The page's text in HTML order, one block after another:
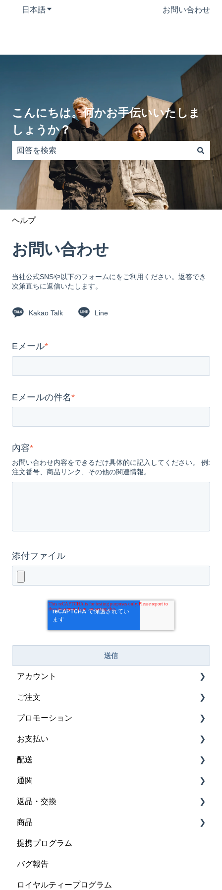
日本語翻訳のサブメニューを表示 お問い合わせ
こんにちは。何かお手伝いいたしま
しょうか？
検索フィールドが空なので、候補はありません。
ヘルプ
お問い合わせ
当社公式SNSや以下のフォームにをご利用ください。返答でき
次第直ちに返信いたします。
Kakao Talk Line
Eメール*
Eメールの件名*
內容*
お問い合わせ内容をできるだけ具体的に記入してください。 例:
注文番号、商品リンク、その他の関連情報。
添付ファイル
アカウント
アカウント
ニュースレター
アカウントを削除
ご注文
ご注文の確認
ご注文状況
ご注文の変更・キャンセル
商品が入ってない
不良品．間違った商品
ご注文をひとつにまとめる
ギフト
ストア
プロモーション
プロモーション情報
プロモーション除外品目
プロモーションコードの入力方法
プロモーションコードが適用されない
複数のプロモーションコードを同時に使用
お支払い
お支払い方法
お支払い状況
国と通貨
換算レート
追加で請求される費用
配送
商品の場所
配送先・地域
お届け日数
配送料
配送料無料
配送業者
通関
関税と税金
税関よりさらなる情報提供
返品・交換
返品
返金
商品
商品の信頼性
再入荷
最低価格保障
提携プログラム
バグ報告
ロイヤルティープログラム